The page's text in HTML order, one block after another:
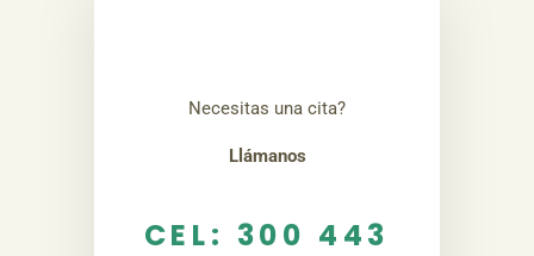
Necesitas una cita?
Llámanos
CEL: 300 443